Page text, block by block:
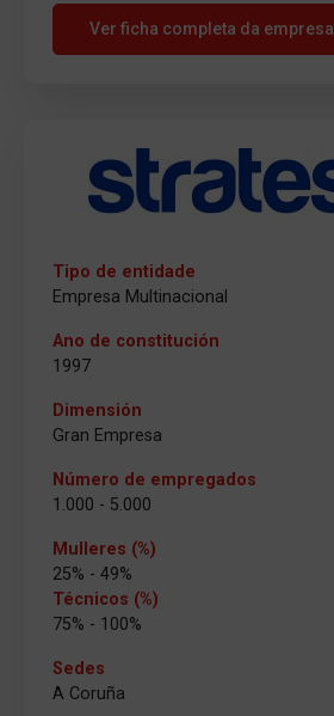
Ver ficha completa da empresa
Tipo de entidade
Empresa Multinacional
Ano de constitución
1997
Dimensión
Gran Empresa
Número de empregados
1.000 - 5.000
Mulleres (%)
25% - 49%
Técnicos (%)
75% - 100%
Sedes
A Coruña